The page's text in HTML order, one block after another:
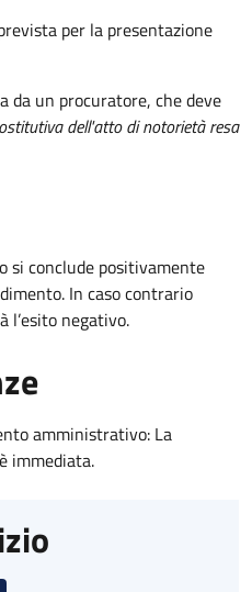
per la presentazione
da un procuratore, che deve
dell'atto di notorietà resa
si conclude positivamente
In caso contrario
l’esito negativo.
amministrativo: La
immediata.